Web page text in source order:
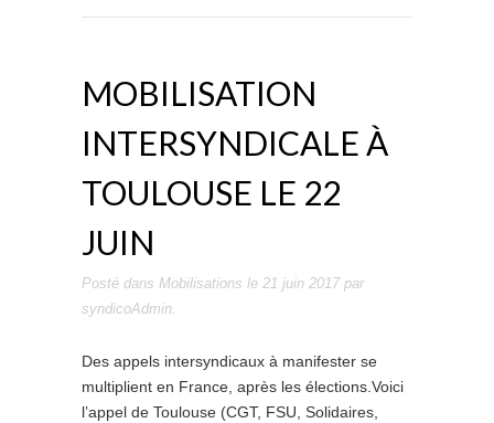
MOBILISATION
INTERSYNDICALE À
TOULOUSE LE 22
JUIN
Posté dans Mobilisations le 21 juin 2017par
syndicoAdmin.
Des appels intersyndicaux à manifester se
multiplient en France, après les élections.Voici
l’appel de Toulouse (CGT, FSU, Solidaires,